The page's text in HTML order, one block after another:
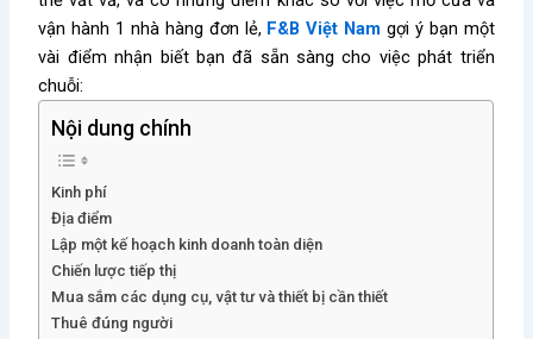
vận hành 1 nhà hàng đơn lẻ, F&B Việt Nam gợi ý bạn một
vài điểm nhận biết bạn đã sẵn sàng cho việc phát triển
chuỗi:
Nội dung chính
Kinh phí
Địa điểm
Lập một kế hoạch kinh doanh toàn diện
Chiến lược tiếp thị
Mua sắm các dụng cụ, vật tư và thiết bị cần thiết
Thuê đúng người